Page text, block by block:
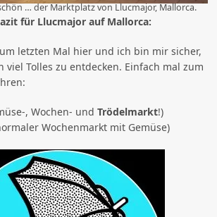
… der Marktplatz von Llucmajor, Mallorca.
für Llucmajor auf Mallorca:
letzten Mal hier und ich bin mir sicher,
viel Tolles zu entdecken. Einfach mal zum
, Wochen- und Trödelmarkt!)
Wochenmarkt mit Gemüse)